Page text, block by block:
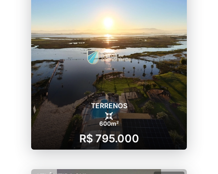
TERRENOS
600m²
R$ 795.000